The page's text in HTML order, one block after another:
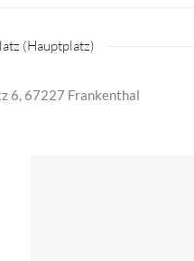
(Hauptplatz)
6, 67227 Frankenthal